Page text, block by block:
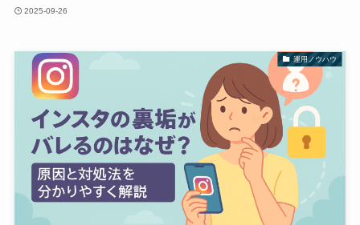
2025-09-26
運用ノウハウ